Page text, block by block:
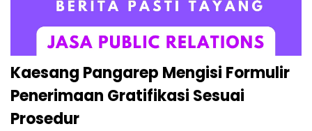
Kaesang Pangarep Mengisi Formulir
Penerimaan Gratifikasi Sesuai
Prosedur